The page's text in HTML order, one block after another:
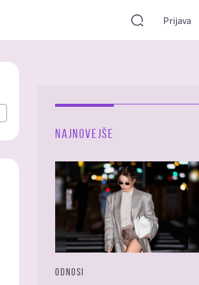
Prijava
NAJNOVEJŠE
ODNOSI